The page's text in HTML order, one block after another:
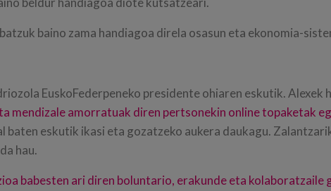
baino zama handiagoa direla osasun eta ekonomia-
EuskoFederpeneko presidente ohiaren eskutik. Alexek
mendizale amorratuak diren pertsonekin online topaketak
eskutik ikasi eta gozatzeko aukera daukagu.
hau.
babesten ari diren boluntario, erakunde eta kolaboratzaile